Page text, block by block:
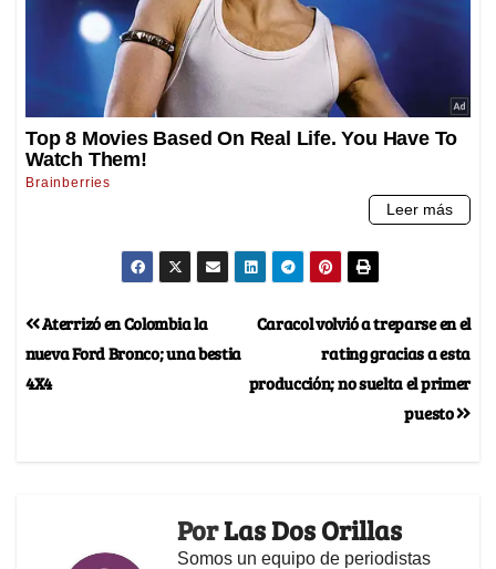
Caracol volvió a treparse en el
rating gracias a esta
producción; no suelta el primer
puesto
Aterrizó en Colombia la
nueva Ford Bronco; una bestia
4X4
PorLas Dos Orillas
Somos un equipo de periodistas